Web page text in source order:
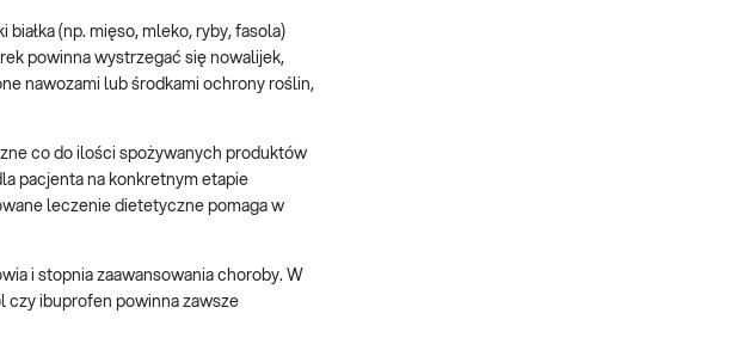
(np. mięso, mleko, ryby, fasola)
powinna wystrzegać się nowalijek,
nawozami lub środkami ochrony roślin,
co do ilości spożywanych produktów
pacjenta na konkretnym etapie
leczenie dietetyczne pomaga w
i stopnia zaawansowania choroby. W
ibuprofen powinna zawsze